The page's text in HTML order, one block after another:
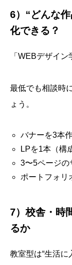
6）“どんな
化できる？
「WEBデザイ
最低でも相談時
ょう。
バナーを3本
LPを1本（構
3〜5ページの
ポートフォリ
7）校舎・時
るか
教室型は“生活に